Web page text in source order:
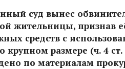
суд вынес
жительницы, признав
средств с
крупном размере (ч. 4
по материалам